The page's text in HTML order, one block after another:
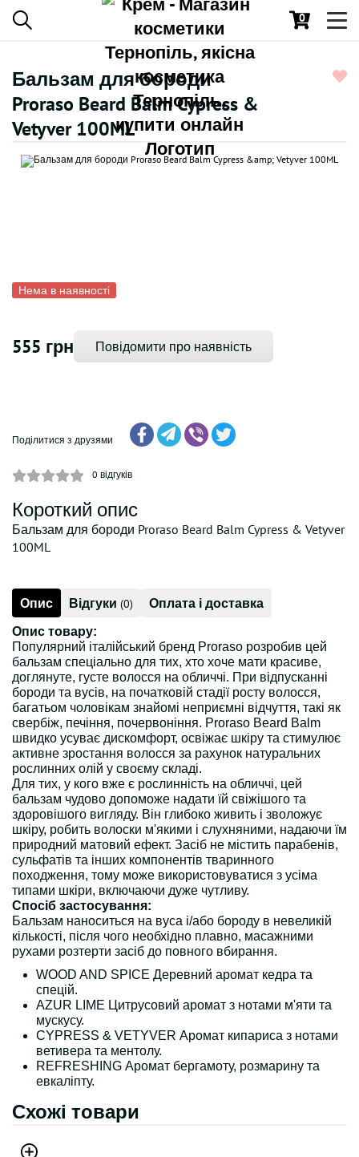
0
Бальзам для бороди
Proraso Beard Balm Cypress &
Vetyver 100ML
Нема в наявності
555 грн Повідомити про наявність
Поділитися з друзями
0 відгуків
Короткий опис
Бальзам для бороди Proraso Beard Balm Cypress & Vetyver
100ML
Опис Відгуки (0) Оплата і доставка
Опис товару:
Популярний італійський бренд Proraso розробив цей
бальзам спеціально для тих, хто хоче мати красиве,
доглянуте, густе волосся на обличчі. При відпусканні
бороди та вусів, на початковій стадії росту волосся,
багатьом чоловікам знайомі неприємні відчуття, такі як
свербіж, печіння, почервоніння. Proraso Beard Balm
швидко усуває дискомфорт, освіжає шкіру та стимулює
активне зростання волосся за рахунок натуральних
рослинних олій у своєму складі.
Для тих, у кого вже є рослинність на обличчі, цей
бальзам чудово допоможе надати їй свіжішого та
здоровішого вигляду. Він глибоко живить і зволожує
шкіру, робить волоски м'якими і слухняними, надаючи їм
природний матовий ефект. Засіб не містить парабенів,
сульфатів та інших компонентів тваринного
походження, тому може використовуватися з усіма
типами шкіри, включаючи дуже чутливу.
Спосіб застосування:
Бальзам наноситься на вуса і/або бороду в невеликій
кількості, після чого необхідно плавно, масажними
рухами розтерти засіб до повного вбирання.
WOOD AND SPICE Деревний аромат кедра та
спецій.
AZUR LIME Цитрусовий аромат з нотами м'яти та
мускусу.
CYPRESS & VETYVER Аромат кипариса з нотами
ветивера та ментолу.
REFRESHING Аромат бергамоту, розмарину та
евкаліпту.
Схожі товари